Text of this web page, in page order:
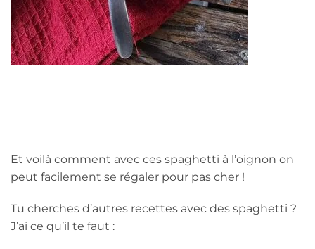
Et voilà comment avec ces spaghetti à l’oignon on
peut facilement se régaler pour pas cher !
Tu cherches d’autres recettes avec des spaghetti ?
J’ai ce qu’il te faut :